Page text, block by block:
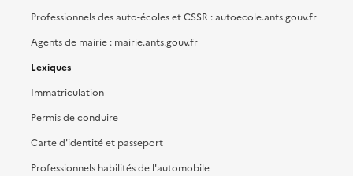
Professionnels des auto-écoles et CSSR : autoecole.ants.gouv.fr
Agents de mairie : mairie.ants.gouv.fr
Lexiques
Immatriculation
Permis de conduire
Carte d'identité et passeport
Professionnels habilités de l'automobile